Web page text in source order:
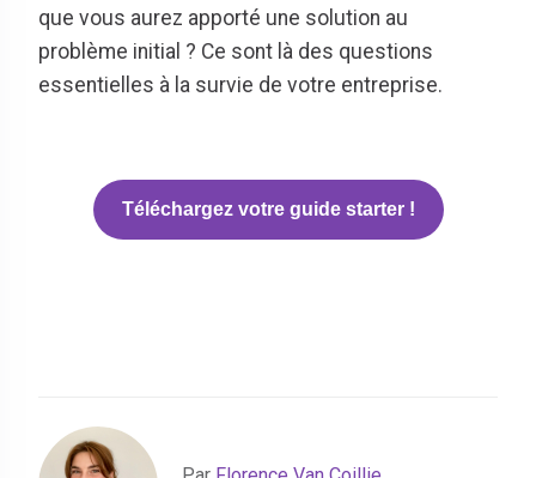
que vous aurez apporté une solution au
problème initial ? Ce sont là des questions
essentielles à la survie de votre entreprise.
Téléchargez votre guide starter !